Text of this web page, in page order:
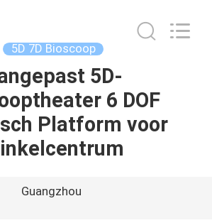
5D 7D Bioscoop
5D-
6 DOF
Platform voor
Guangzhou